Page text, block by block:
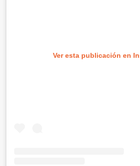
Ver esta publicación en